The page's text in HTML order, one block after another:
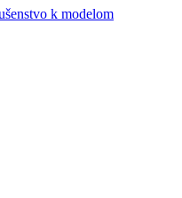
k modelom